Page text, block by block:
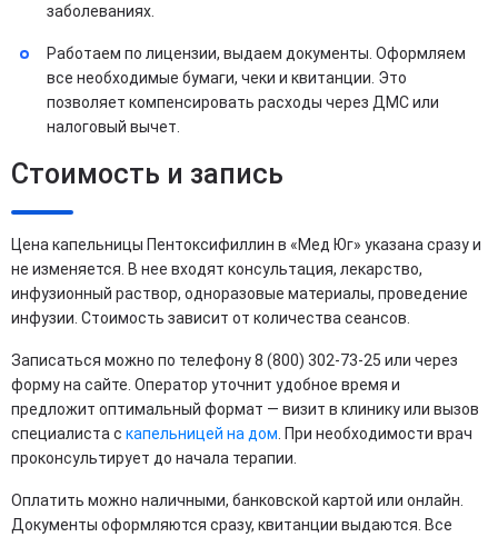
заболеваниях.
Работаем по лицензии, выдаем документы. Оформляем
все необходимые бумаги, чеки и квитанции. Это
позволяет компенсировать расходы через ДМС или
налоговый вычет.
Стоимость и запись
Цена капельницы Пентоксифиллин в «Мед Юг» указана сразу и
не изменяется. В нее входят консультация, лекарство,
инфузионный раствор, одноразовые материалы, проведение
инфузии. Стоимость зависит от количества сеансов.
Записаться можно по телефону 8 (800) 302-73-25 или через
форму на сайте. Оператор уточнит удобное время и
предложит оптимальный формат — визит в клинику или вызов
специалиста с капельницей на дом . При необходимости врач
проконсультирует до начала терапии.
Оплатить можно наличными, банковской картой или онлайн.
Документы оформляются сразу, квитанции выдаются. Все